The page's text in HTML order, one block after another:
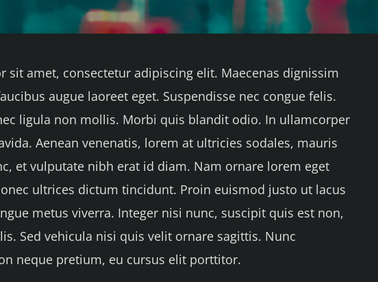
sit amet, consectetur adipiscing elit. Maecenas dignissim
augue laoreet eget. Suspendisse nec congue felis.
ligula non mollis. Morbi quis blandit odio. In ullamcorper
Aenean venenatis, lorem at ultricies sodales, mauris
et vulputate nibh erat id diam. Nam ornare lorem eget
ultrices dictum tincidunt. Proin euismod justo ut lacus
metus viverra. Integer nisi nunc, suscipit quis est non,
Sed vehicula nisi quis velit ornare sagittis. Nunc
neque pretium, eu cursus elit porttitor.